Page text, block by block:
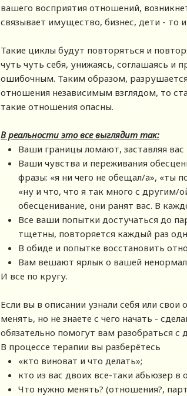
вашего восприятия отношений,
связывает имущество, бизнес, дети - то
Такие циклы будут повторяться и
чуть чуть себя, унижаясь, соглашаясь и
ошибочным. Таким образом, разрушается
отношения независимым взглядом, то
такие отношения опасны.
В реальности это все выглядит так:
Ваши границы ломают, заставляя вас
Ваши чувства и переживания
фразы: «я ни чего не обещал/а», «ты
«ну и что, что я так много с другим/
обесценивание, они ранят вас. В
Все ваши попытки достучаться до
тщетны, повторяется каждый раз
В обиде и попытке восстановить
Вам вешают ярлык о вашей
И все по кругу.
Если вы в описании узнали себя или
менять, но не знаете с чего начать -
обязательно помогут вам разобраться с
В процессе терапии вы разберётесь
«кто виноват и что делать»;
кто из вас двоих все-таки абьюзер в
Что нужно менять? (отношения?,